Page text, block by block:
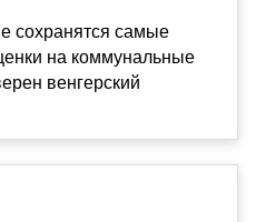
сохранятся самые
на коммунальные
венгерский